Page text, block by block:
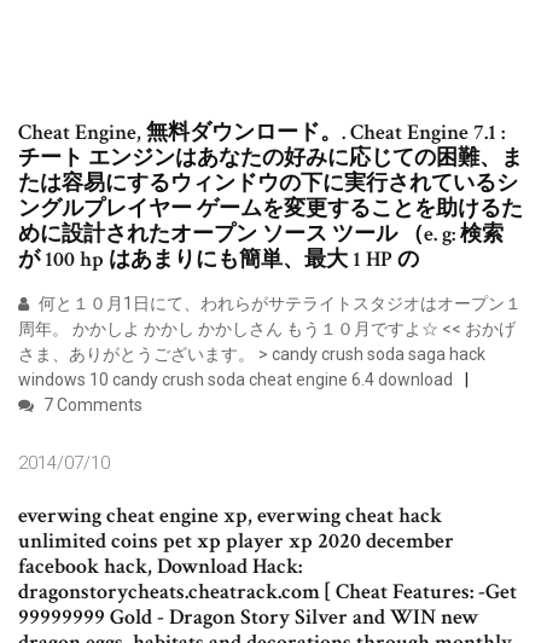
Cheat Engine, 無料ダウンロード。. Cheat Engine 7.1 :
チート エンジンはあなたの好みに応じての困難、ま
たは容易にするウィンドウの下に実行されているシ
ングルプレイヤー ゲームを変更することを助けるた
めに設計されたオープン ソース ツール （e. g: 検索
が 100 hp はあまりにも簡単、最大 1 HP の
何と１０月1日にて、われらがサテライトスタジオはオープン１
周年。 かかしよ かかし かかしさん もう１０月ですよ☆ << おかげ
さま、ありがとうございます。 > candy crush soda saga hack
windows 10 candy crush soda cheat engine 6.4 download
7 Comments
2014/07/10
everwing cheat engine xp, everwing cheat hack
unlimited coins pet xp player xp 2020 december
facebook hack, Download Hack:
dragonstorycheats.cheatrack.com [ Cheat Features: -Get
99999999 Gold - Dragon Story Silver and WIN new